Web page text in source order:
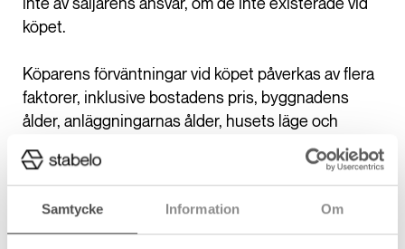
Samtycke Information Om
inte av säljarens ansvar, om de inte existerade vid
köpet.
Köparens förväntningar vid köpet påverkas av flera
faktorer, inklusive bostadens pris, byggnadens
ålder, anläggningarnas ålder, husets läge och
byggnadsnormer när fastigheten byggdes. Dessa
faktorer avgör om ett fel betraktas som dolt eller
Till exempel, om marken sluttar mot byggnaden,